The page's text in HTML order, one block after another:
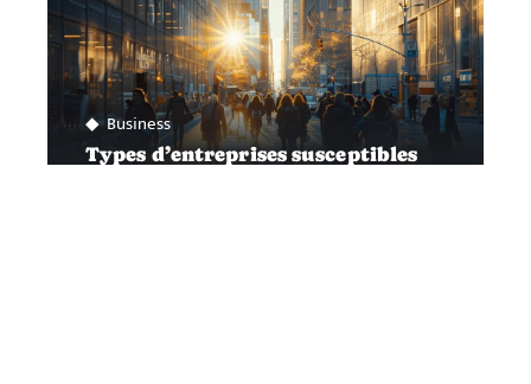
Business
Types d’entreprises susceptibles